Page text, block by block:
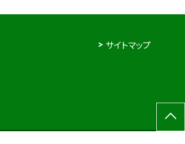
サイトマップ